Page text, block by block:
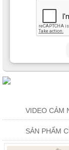
VIDEO CẢM
SẢN PHẨM